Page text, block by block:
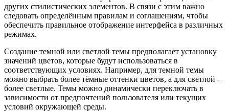
других стилистических элементов. В связи с этим важно
следовать определённым правилам и соглашениям, чтобы
обеспечить правильное отображение интерфейса в различных
режимах.
Создание темной или светлой темы предполагает установку
значений цветов, которые будут использоваться в
соответствующих условиях. Например, для темной темы
можно выбрать более тёмные оттенки цветов, а для светлой –
более светлые. Темы можно динамически переключать в
зависимости от предпочтений пользователя или текущих
условий окружающей среды.